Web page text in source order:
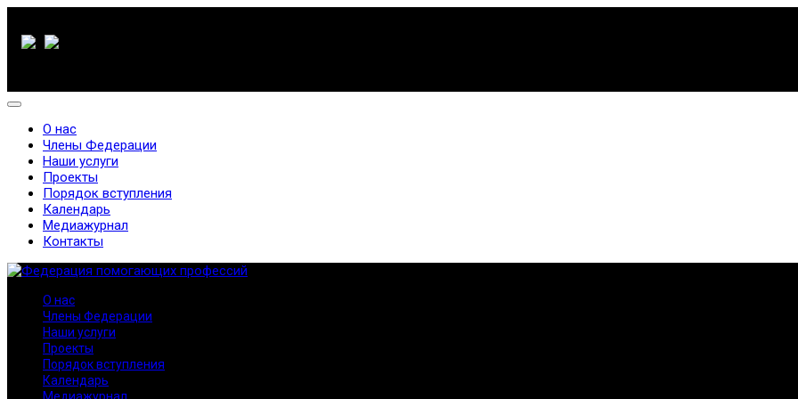
О нас
Члены Федерации
Наши услуги
Проекты
Порядок вступления
Календарь
Медиажурнал
Контакты
О нас
Члены Федерации
Наши услуги
Проекты
Порядок вступления
Календарь